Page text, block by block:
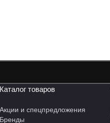
Каталог товаров
Акции и спецпредложения
Бренды